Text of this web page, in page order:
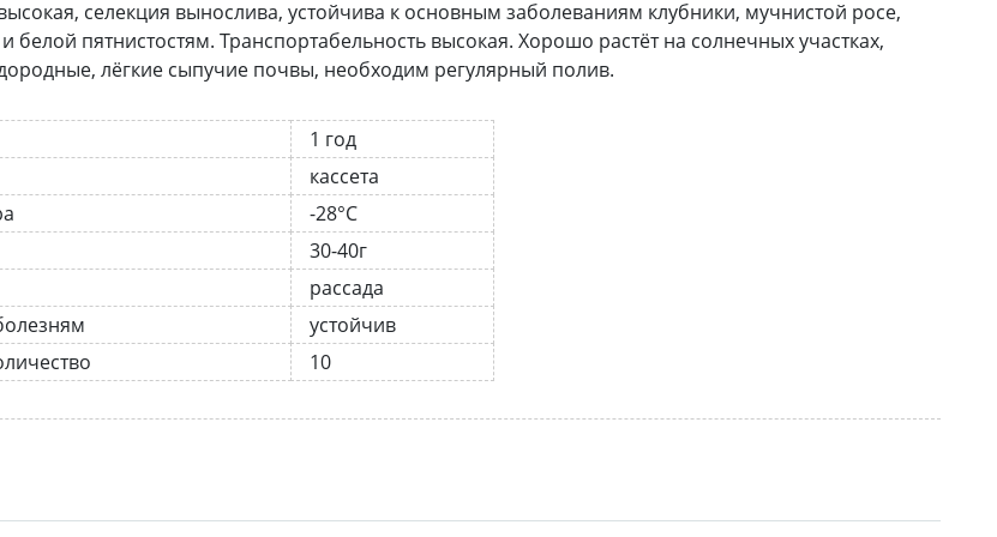
селекция вынослива, устойчива к основным заболеваниям клубники, мучнистой росе,
белой пятнистостям. Транспортабельность высокая. Хорошо растёт на солнечных участках,
лёгкие сыпучие почвы, необходим регулярный полив.
1 год
кассета
-28°C
30-40г
рассада
устойчив
10